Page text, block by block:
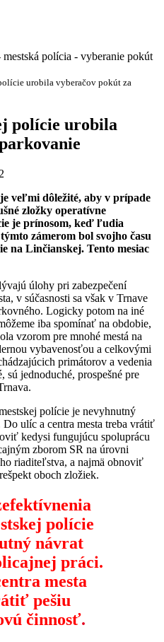
urobila vyberačov pokút za
polície urobila
veľmi dôležité, aby v prípade
zložky operatívne
je prínosom, keď ľudia
zámerom bol svojho času
na Linčianskej. Tento mesiac
úlohy pri zabezpečení
v súčasnosti sa však v Trnave
Logicky potom na iné
iba spomínať na obdobie,
vzorom pre mnohé mestá na
vybavenosťou a celkovými
primátorov a vedenia
sú jednoduché, prospešné pre
polície je nevyhnutný
ulíc a centra mesta treba vrátiť
kedysi fungujúcu spoluprácu
zborom SR na úrovni
riaditeľstva, a najmä obnoviť
oboch zložiek.
polície
návrat
práci.
mesta
pešiu
činnosť.